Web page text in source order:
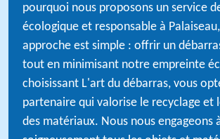
pourquoi nous proposons un service
écologique et responsable à
approche est simple : offrir un
tout en minimisant notre empreinte
choisissant L'art du débarras, vous
partenaire qui valorise le recyclage et
des matériaux. Nous nous engageons